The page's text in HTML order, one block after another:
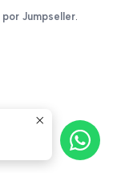
Jumpseller